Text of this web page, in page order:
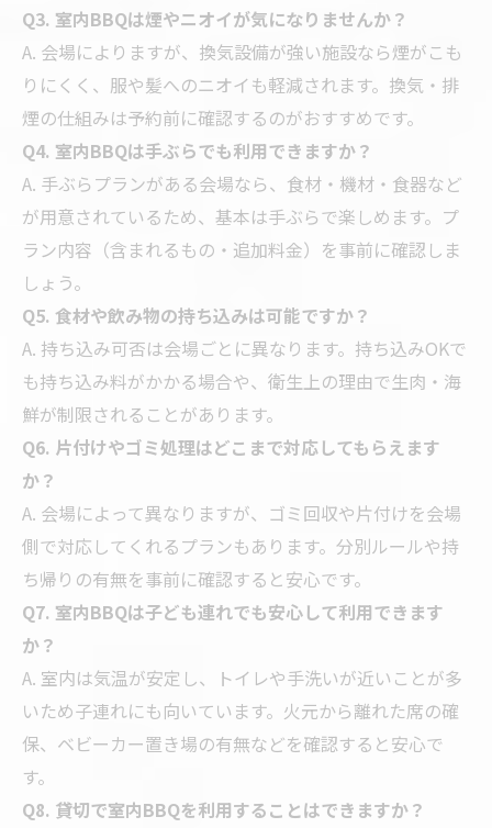
Q3. 室内BBQは煙やニオイが気になりませんか？
A. 会場によりますが、換気設備が強い施設なら煙がこも
りにくく、服や髪へのニオイも軽減されます。換気・排
煙の仕組みは予約前に確認するのがおすすめです。
Q4. 室内BBQは手ぶらでも利用できますか？
A. 手ぶらプランがある会場なら、食材・機材・食器など
が用意されているため、基本は手ぶらで楽しめます。プ
ラン内容（含まれるもの・追加料金）を事前に確認しま
しょう。
Q5. 食材や飲み物の持ち込みは可能ですか？
A. 持ち込み可否は会場ごとに異なります。持ち込みOKで
も持ち込み料がかかる場合や、衛生上の理由で生肉・海
鮮が制限されることがあります。
Q6. 片付けやゴミ処理はどこまで対応してもらえます
か？
A. 会場によって異なりますが、ゴミ回収や片付けを会場
側で対応してくれるプランもあります。分別ルールや持
ち帰りの有無を事前に確認すると安心です。
Q7. 室内BBQは子ども連れでも安心して利用できます
か？
A. 室内は気温が安定し、トイレや手洗いが近いことが多
いため子連れにも向いています。火元から離れた席の確
保、ベビーカー置き場の有無などを確認すると安心で
す。
Q8. 貸切で室内BBQを利用することはできますか？